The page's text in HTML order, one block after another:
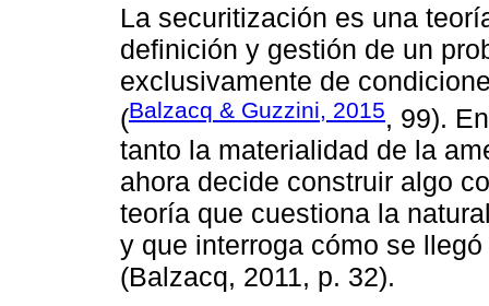
La securitización es una
definición y gestión de un
exclusivamente de
(Balzacq & Guzzini, 2015, 99).
tanto la materialidad de la
ahora decide construir algo
teoría que cuestiona la
y que interroga cómo se
(Balzacq, 2011, p. 32).